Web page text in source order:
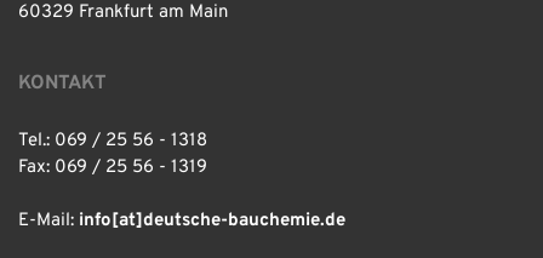
60329 Frankfurt am Main
KONTAKT
Tel.: 069 / 25 56 - 1318
Fax: 069 / 25 56 - 1319
E-Mail: info[at]deutsche-bauchemie.de